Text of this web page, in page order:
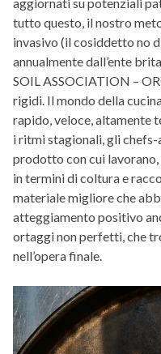
tutto questo, il nostro
invasivo (il cosiddetto no
annualmente dall’ente
SOIL ASSOCIATION –
rigidi. Il mondo della
rapido, veloce, altamente
i ritmi stagionali, gli
prodotto con cui
in termini di coltura e
materiale migliore che
atteggiamento positivo
ortaggi non perfetti, che
nell’opera finale.